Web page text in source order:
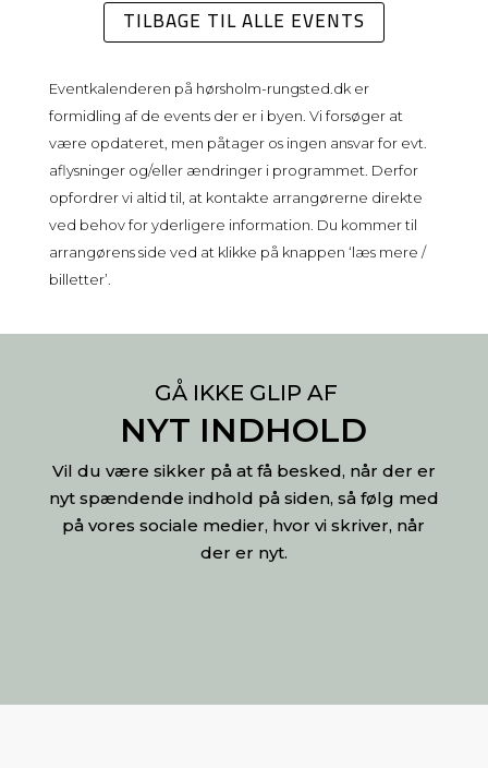
TILBAGE TIL ALLE EVENTS
Eventkalenderen på hørsholm-rungsted.dker
formidling af de events der er i byen. Vi forsøger at
være opdateret, men påtager os ingen ansvar for evt.
aflysninger og/eller ændringer i programmet. Derfor
opfordrer vi altid til, at kontakte arrangørerne direkte
ved behov for yderligere information. Du kommer til
arrangørens side ved at klikke på knappen ‘læs mere /
billetter’.
GÅ IKKE GLIP AF
NYT INDHOLD
Vil du være sikker på at få besked, når der er
nyt spændende indhold på siden, så følg med
på vores sociale medier, hvor vi skriver, når
der er nyt.